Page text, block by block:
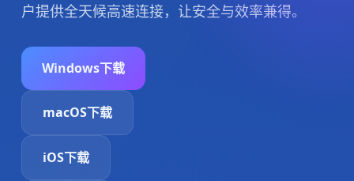
户提供全天候高速连接，让安全与效率兼得。
Windows下载
macOS下载
iOS下载